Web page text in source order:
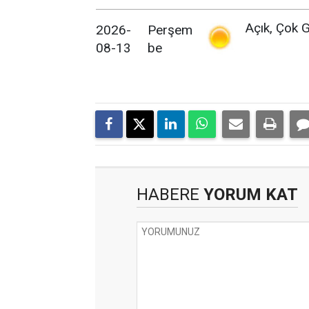
2026-
08-13
Perşem
be
Açık, Çok
HABERE YORUM KAT